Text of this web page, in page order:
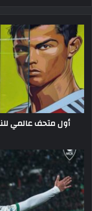
أول
متحف
عالمي
للنجم
كريستيانو
رونالدو
في
هونغ
كونغ
أول متحف عالمي
مسوسة
يقترب
من
مغادرة
المولودية
نحو